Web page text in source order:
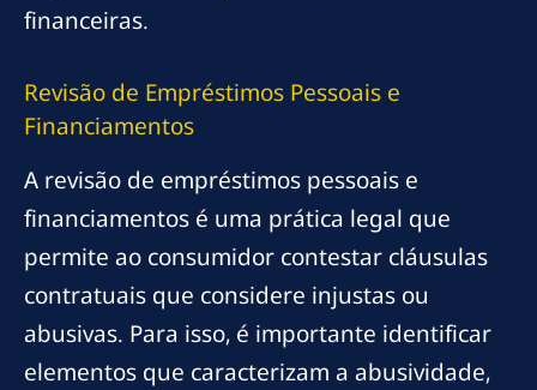
financeiras.
Revisão de Empréstimos Pessoais e
Financiamentos
A revisão de empréstimos pessoais e
financiamentos é uma prática legal que
permite ao consumidor contestar cláusulas
contratuais que considere injustas ou
abusivas. Para isso, é importante identificar
elementos que caracterizam a abusividade,